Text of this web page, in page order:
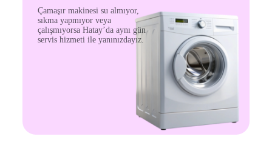
Çamaşır makinesi su almıyor,
sıkma yapmıyor veya
çalışmıyorsa Hatay’da aynı gün
servis hizmeti ile yanınızdayız.